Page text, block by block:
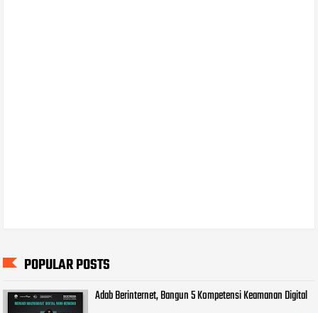
POPULAR POSTS
Adab Berinternet, Bangun 5 Kompetensi Keamanan Digital